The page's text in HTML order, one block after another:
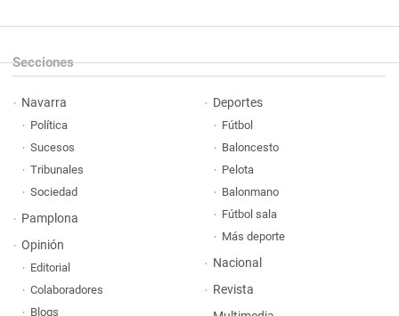
Secciones
Navarra
Política
Sucesos
Tribunales
Sociedad
Pamplona
Opinión
Editorial
Colaboradores
Blogs
Deportes
Fútbol
Baloncesto
Pelota
Balonmano
Fútbol sala
Más deporte
Nacional
Revista